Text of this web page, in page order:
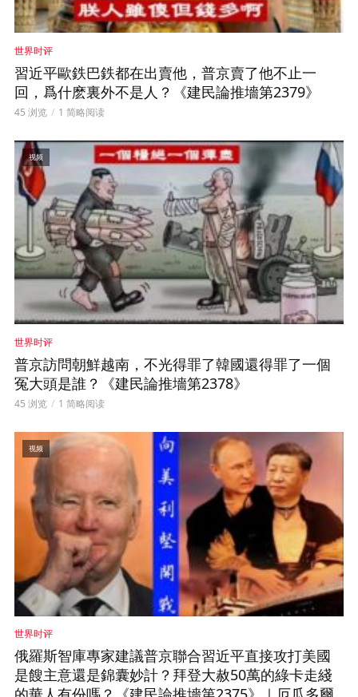
世界时评
習近平歐鉄巴鉄都在出賣他，普京賣了他不止一
回，爲什麽裏外不是人？《建民論推墻第2379》
45 浏览 1 简略阅读
视频
世界时评
普京訪問朝鮮越南，不光得罪了韓國還得罪了一個
冤大頭是誰？《建民論推墻第2378》
45 浏览 1 简略阅读
视频
世界时评
俄羅斯智庫專家建議普京聯合習近平直接攻打美國
是餿主意還是錦囊妙計？拜登大赦50萬的綠卡走綫